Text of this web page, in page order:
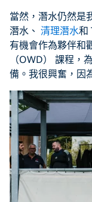
當然，潛水仍然是
潛水、 清理潛水和
有機會作為夥伴和
（OWD） 課程，
備。我很興奮，因